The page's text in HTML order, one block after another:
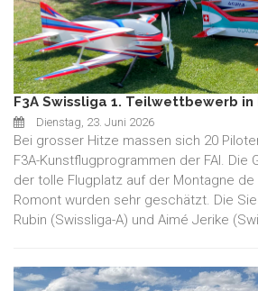
F3A Swissliga 1. Teilwettbewerb in
Dienstag, 23. Juni 2026
Bei grosser Hitze massen sich 20
F3A-Kunstflugprogrammen der FAI. Die
der tolle Flugplatz auf der Montagne de
Romont wurden sehr geschätzt. Die
Rubin (Swissliga-A) und Aimé Jerike